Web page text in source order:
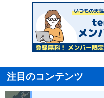
注目のコンテンツ